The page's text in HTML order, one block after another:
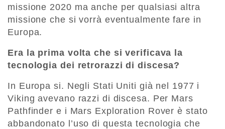
missione 2020 ma anche per qualsiasi altra
missione che si vorrà eventualmente fare in
Europa.
Era la prima volta che si verificava la
tecnologia dei retrorazzi di discesa?
In Europa si. Negli Stati Uniti già nel 1977 i
Viking avevano razzi di discesa. Per Mars
Pathfinder e i Mars Exploration Rover è stato
abbandonato l’uso di questa tecnologia che